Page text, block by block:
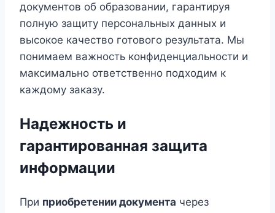
документов об образовании, гарантируя
полную защиту персональных данных и
высокое качество готового результата. Мы
понимаем важность конфиденциальности и
максимально ответственно подходим к
каждому заказу.
Надежность и
гарантированная защита
информации
При приобретении документа через